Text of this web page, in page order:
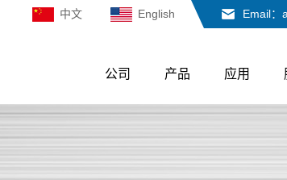
Email：
中文 English
公司 产品 应用